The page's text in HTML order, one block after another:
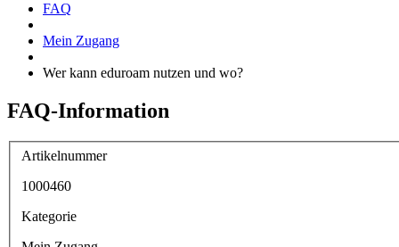
FAQ
Mein Zugang
Wer kann eduroam nutzen und wo?
FAQ-Information
Artikelnummer
1000460
Kategorie